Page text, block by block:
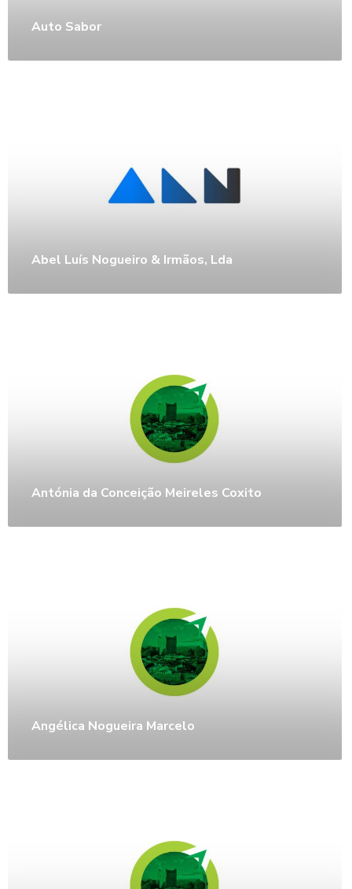
Auto Sabor
Abel Luís Nogueiro & Irmãos, Lda
Antónia da Conceição Meireles Coxito
Angélica Nogueira Marcelo